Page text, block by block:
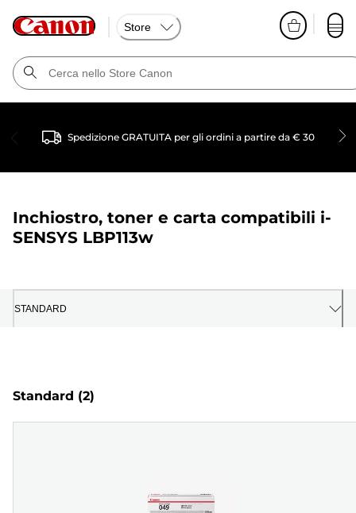
Store
Spedizione GRATUITA per gli ordini a partire da € 30
Inchiostro, toner e carta compatibili i-
SENSYS LBP113w
STANDARD
Standard (2)